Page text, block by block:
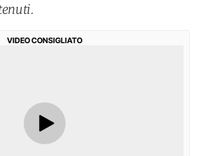
VIDEO CONSIGLIATO